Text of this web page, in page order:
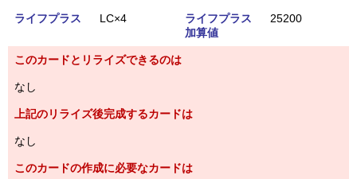
ライフプラス LC×4
ライフプラス
加算値
25200
このカードとリライズできるのは
なし
上記のリライズ後完成するカードは
なし
このカードの作成に必要なカードは